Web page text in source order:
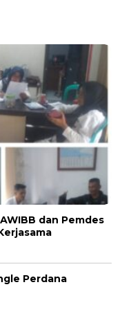
dan Pemdes
Perdana